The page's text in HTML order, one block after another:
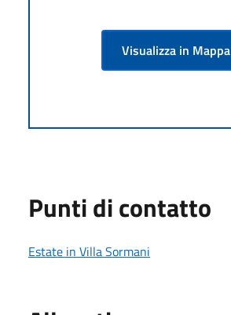
Visualizza in Mappa
Punti di contatto
Estate in Villa Sormani